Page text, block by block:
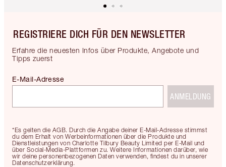
REGISTRIERE DICH FÜR DEN NEWSLETTER
Erfahre die neuesten Infos über Produkte, Angebote und
Tipps zuerst
*Es gelten die AGB. Durch die Angabe deiner E-Mail-Adresse stimmst
du dem Erhalt von Werbeinformationen über die Produkte und
Dienstleistungen von Charlotte Tilbury Beauty Limited per E-Mail und
über Social-Media-Plattformen zu. Weitere Informationen darüber, wie
wir deine personenbezogenen Daten verwenden, findest du in unserer
Datenschutzerklärung.
E-Mail-Adresse
ANMELDUNG